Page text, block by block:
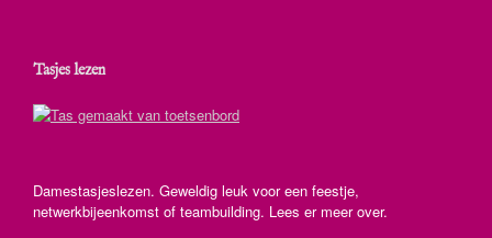
Tasjes lezen
Damestasjeslezen. Geweldig leuk voor een feestje,
netwerkbijeenkomst of teambuilding. Lees er meer over.